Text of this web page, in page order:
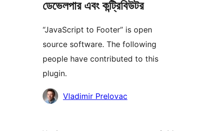
ডেভেলপার এবং কন্ট্রিবিউটর
“JavaScript to Footer” is open
source software. The following
people have contributed to this
plugin.
কন্ট্রিবিউটরVladimir Prelovac